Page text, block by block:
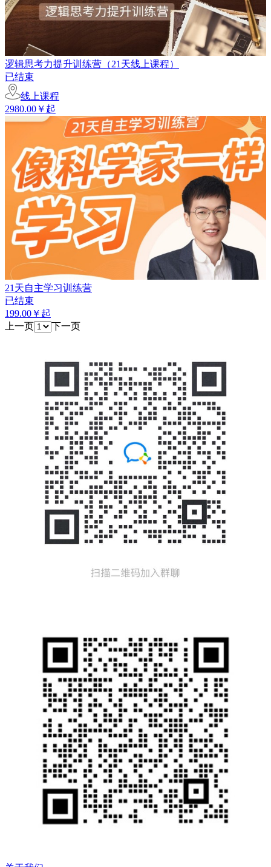
逻辑思考力提升训练营（21天线上课程）
已结束
线上课程
2980.00￥起
21天自主学习训练营
已结束
199.00￥起
上一页
下一页